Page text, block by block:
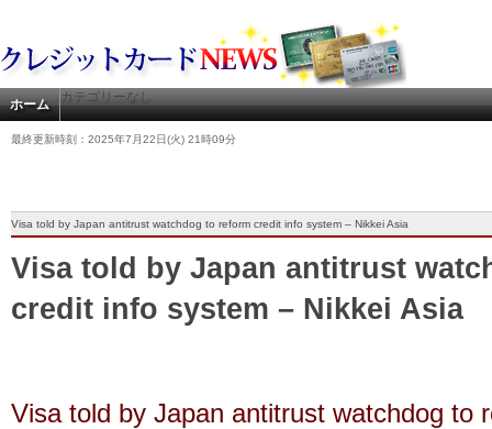
ホーム カテゴリーなし
最終更新時刻：2025年7月22日(火) 21時09分
Visa told by Japan antitrust watchdog to reform credit info system – Nikkei Asia
Visa told by Japan antitrust
credit info system – Nikkei Asia
Visa told by Japan antitrust watchdog to